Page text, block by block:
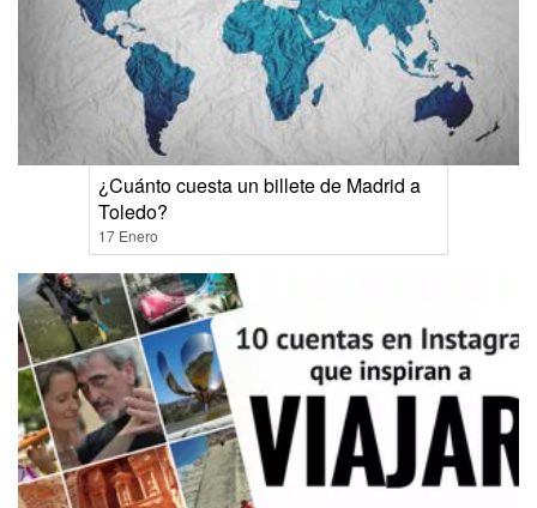
¿Cuánto cuesta un billete de Madrid a
Toledo?
17 Enero